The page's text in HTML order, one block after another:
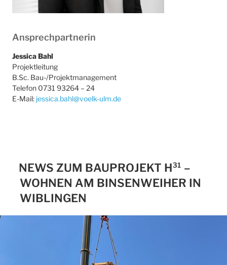
Ansprechpartnerin
Jessica Bahl
Projektleitung
B.Sc. Bau-/Projektmanagement
Telefon 0731 93264 – 24
E-Mail: jessica.bahl@voelk-ulm.de
NEWS ZUM BAUPROJEKT H³¹ –
WOHNEN AM BINSENWEIHER IN
WIBLINGEN